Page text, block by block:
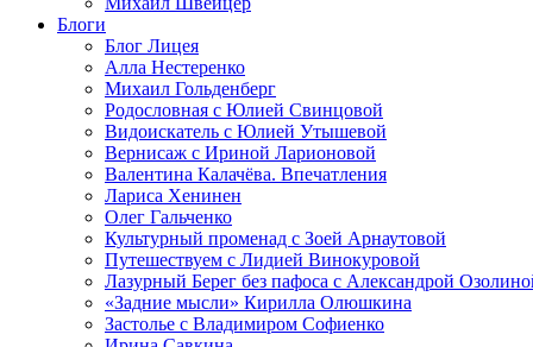
Блоги
Блог Лицея
Алла Нестеренко
Михаил Гольденберг
Родословная с Юлией Свинцовой
Видоискатель с Юлией Утышевой
Вернисаж с Ириной Ларионовой
Валентина Калачёва. Впечатления
Лариса Хенинен
Олег Гальченко
Культурный променад с Зоей Арнаутовой
Путешествуем с Лидией Винокуровой
Лазурный Берег без пафоса с Александрой
«Задние мысли» Кирилла Олюшкина
Застолье с Владимиром Софиенко